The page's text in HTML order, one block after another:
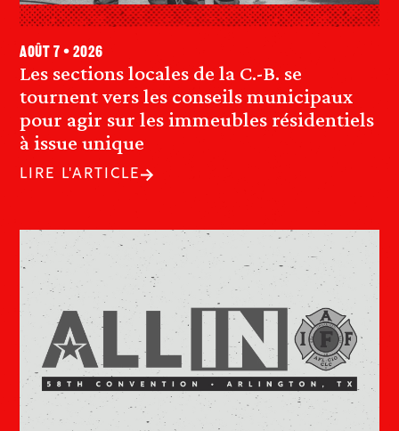
Les sections locales de la C.-B. se
tournent vers les conseils municipaux
pour agir sur les immeubles résidentiels
à issue unique
août 7 • 2026
LIRE L'ARTICLE